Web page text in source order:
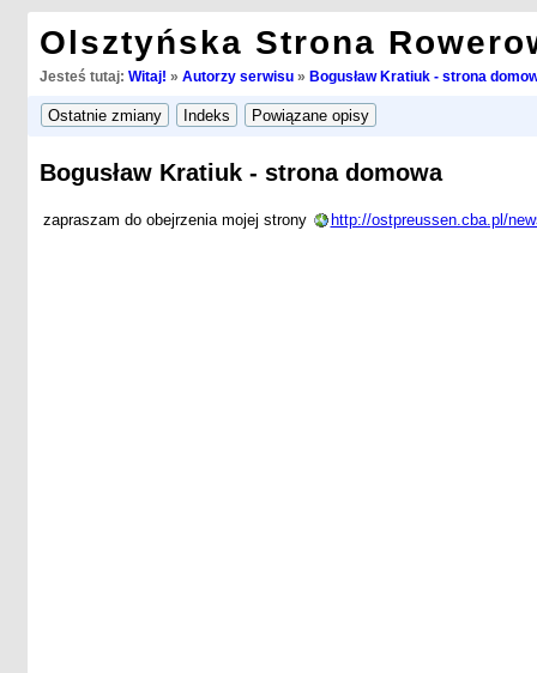
Olsztyńska Strona
Jesteś tutaj: Witaj! » Autorzy serwisu» Bogusław Kratiuk - strona
Bogusław Kratiuk - strona domowa
zapraszam do obejrzenia mojej strony http://ostpreussen.cba.pl/